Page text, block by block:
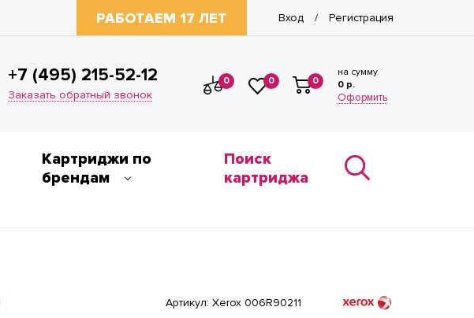
РАБОТАЕМ 17 ЛЕТ Вход / Регистрация
+7 (495) 215-52-12
Заказать обратный звонок
0 0 0
на сумму
0 р.
Оформить
Картриджи по
брендам
Поиск
картриджа
Артикул: Xerox 006R90211